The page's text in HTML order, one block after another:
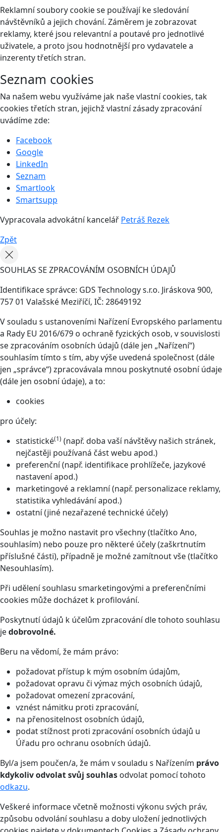
Reklamní soubory cookie se používají ke sledování
návštěvníků a jejich chování. Záměrem je zobrazovat
reklamy, které jsou relevantní a poutavé pro jednotlivé
uživatele, a proto jsou hodnotnější pro vydavatele a
inzerenty třetích stran.
Seznam cookies
Na našem webu využíváme jak naše vlastní cookies, tak
cookies třetích stran, jejichž vlastní zásady zpracování
uvádíme zde:
Facebook
Google
LinkedIn
Seznam
Smartlook
Smartsupp
Vypracovala advokátní kancelář Petráš Rezek
Zpět
SOUHLAS SE ZPRACOVÁNÍM OSOBNÍCH ÚDAJŮ
Identifikace správce: GDS Technology s.r.o. Jiráskova 900,
757 01 Valašské Meziříčí, IČ: 28649192
V souladu s ustanoveními Nařízení Evropského parlamentu
a Rady EU 2016/679 o ochraně fyzických osob, v souvislosti
se zpracováním osobních údajů (dále jen „Nařízení“)
souhlasím tímto s tím, aby výše uvedená společnost (dále
jen „správce“) zpracovávala mnou poskytnuté osobní údaje
(dále jen osobní údaje), a to:
cookies
pro účely:
statistické(1) (např. doba vaší návštěvy našich stránek,
nejčastěji používaná část webu apod.)
preferenční (např. identifikace prohlížeče, jazykové
nastavení apod.)
marketingové a reklamní (např. personalizace reklamy,
statistika vyhledávání apod.)
ostatní (jiné nezařazené technické účely)
Souhlas je možno nastavit pro všechny (tlačítko Ano,
souhlasím) nebo pouze pro některé účely (zaškrtnutím
příslušné části), případně je možné zamítnout vše (tlačítko
Nesouhlasím).
Při udělení souhlasu smarketingovými a preferenčními
cookies může docházet k profilování.
Poskytnutí údajů k účelům zpracování dle tohoto souhlasu
jedobrovolné.
Beru na vědomí, že mám právo:
požadovat přístup k mým osobním údajům,
požadovat opravu či výmaz mých osobních údajů,
požadovat omezení zpracování,
vznést námitku proti zpracování,
na přenositelnost osobních údajů,
podat stížnost proti zpracování osobních údajů u
Úřadu pro ochranu osobních údajů.
Byl/a jsem poučen/a, že mám v souladu s Nařízením právo
kdykoliv odvolat svůj souhlas odvolat pomocí tohoto
odkazu.
Veškeré informace včetně možnosti výkonu svých práv,
způsobu odvolání souhlasu a doby uložení jednotlivých